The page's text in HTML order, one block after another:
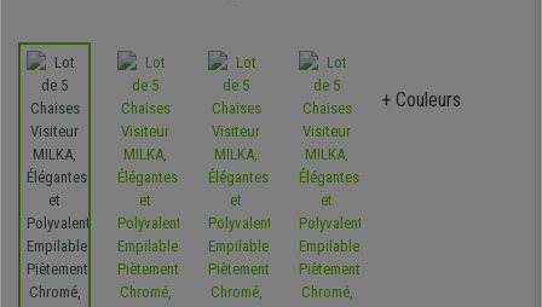
+ Couleurs